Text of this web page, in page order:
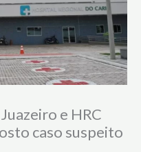
e HRC
caso suspeito